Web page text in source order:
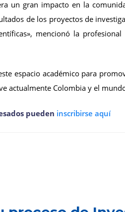
un gran impacto en la
de los proyectos de
mencionó la
espacio académico para
actualmente Colombia y el
pueden inscribirse aquí